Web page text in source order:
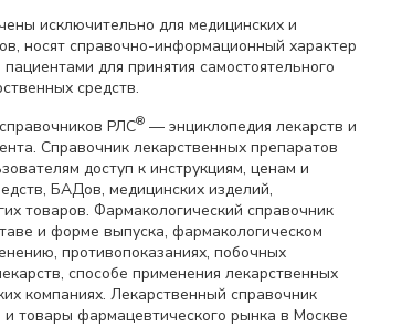
исключительно для медицинских и
носят справочно-информационный характер
для принятия самостоятельного
средств.
РЛС® — энциклопедия лекарств и
Справочник лекарственных препаратов
доступ к инструкциям, ценам и
БАДов, медицинских изделий,
товаров. Фармакологический справочник
и форме выпуска, фармакологическом
противопоказаниях, побочных
способе применения лекарственных
компаниях. Лекарственный справочник
товары фармацевтического рынка в Москве